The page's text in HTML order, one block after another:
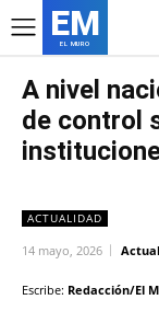
EM
EL MURO
A nivel
de control
ACTUALIDAD
14 mayo, 2026
Escribe: Redacción/El